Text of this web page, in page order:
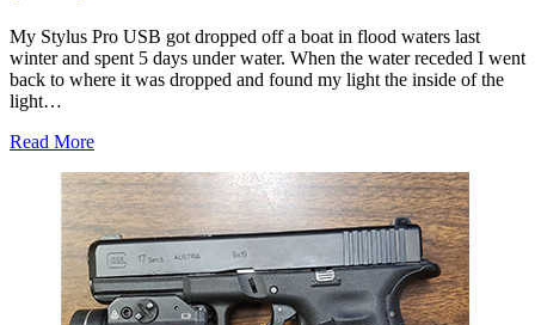
My Stylus Pro USB got dropped off a boat in flood waters last
winter and spent 5 days under water. When the water receded I went
back to where it was dropped and found my light the inside of the
light…
Read More